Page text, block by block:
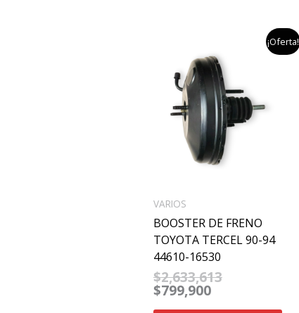
¡Oferta!
VARIOS
BOOSTER DE FRENO
TOYOTA TERCEL 90-94
44610-16530
$2,633,613
original
era:
$2,633,613.
$799,900
precio
actual
es:
$799,900.